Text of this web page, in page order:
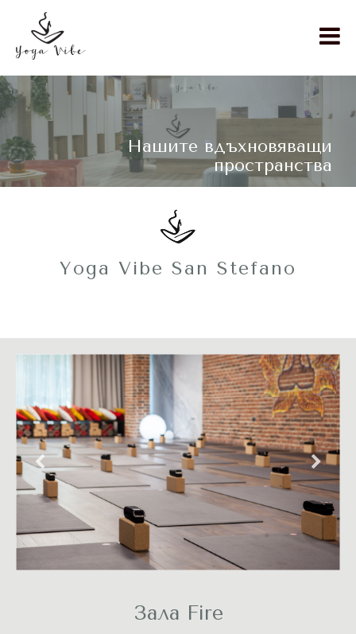
Нашите вдъхновяващи
пространства
Yoga Vibe San Stefano
Зала Fire